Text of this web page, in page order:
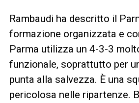
Rambaudi ha descritto il
formazione organizzata e
Parma utilizza un 4-3-3
funzionale, soprattutto per
punta alla salvezza. È una
pericolosa nelle ripartenze.